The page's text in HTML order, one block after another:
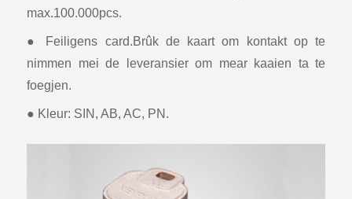
max.100.000pcs.
● Feiligens card.Brûk de kaart om kontakt op te
nimmen mei de leveransier om mear kaaien ta te
foegjen.
● Kleur: SIN, AB, AC, PN.